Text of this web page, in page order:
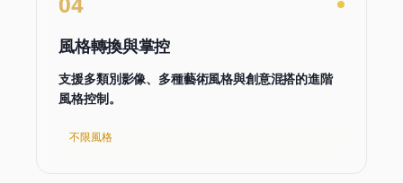
風格轉換與掌控
支援多類別影像、多種藝術風格與創意混搭的進階
風格控制。
不限風格